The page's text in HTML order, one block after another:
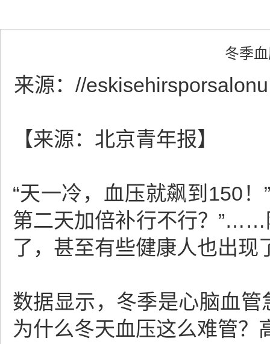
冬季
来源： //
【来源：北京青年报】
“天一冷，血压就飙到150
第二天加倍补行不行？”……
了，甚至有些健康人也出现
数据显示，冬季是心脑血管
为什么冬天血压这么难管